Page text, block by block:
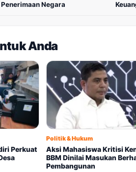
Negara
Anda
Perkuat
Politik & Hukum
Aksi Mahasiswa Kritisi
BBM Dinilai Masukan
Pembangunan